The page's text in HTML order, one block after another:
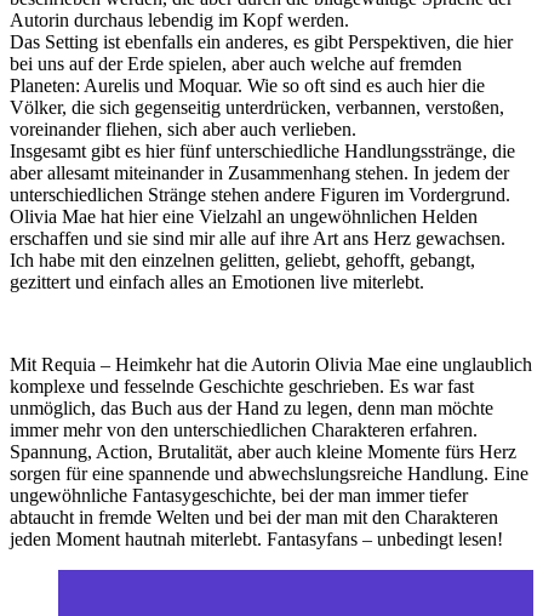
Autorin durchaus lebendig im Kopf werden.
Das Setting ist ebenfalls ein anderes, es gibt Perspektiven, die hier
bei uns auf der Erde spielen, aber auch welche auf fremden
Planeten: Aurelis und Moquar. Wie so oft sind es auch hier die
Völker, die sich gegenseitig unterdrücken, verbannen, verstoßen,
voreinander fliehen, sich aber auch verlieben.
Insgesamt gibt es hier fünf unterschiedliche Handlungsstränge, die
aber allesamt miteinander in Zusammenhang stehen. In jedem der
unterschiedlichen Stränge stehen andere Figuren im Vordergrund.
Olivia Mae hat hier eine Vielzahl an ungewöhnlichen Helden
erschaffen und sie sind mir alle auf ihre Art ans Herz gewachsen.
Ich habe mit den einzelnen gelitten, geliebt, gehofft, gebangt,
gezittert und einfach alles an Emotionen live miterlebt.
Mit Requia – Heimkehr hat die Autorin Olivia Mae eine unglaublich
komplexe und fesselnde Geschichte geschrieben. Es war fast
unmöglich, das Buch aus der Hand zu legen, denn man möchte
immer mehr von den unterschiedlichen Charakteren erfahren.
Spannung, Action, Brutalität, aber auch kleine Momente fürs Herz
sorgen für eine spannende und abwechslungsreiche Handlung. Eine
ungewöhnliche Fantasygeschichte, bei der man immer tiefer
abtaucht in fremde Welten und bei der man mit den Charakteren
jeden Moment hautnah miterlebt. Fantasyfans – unbedingt lesen!